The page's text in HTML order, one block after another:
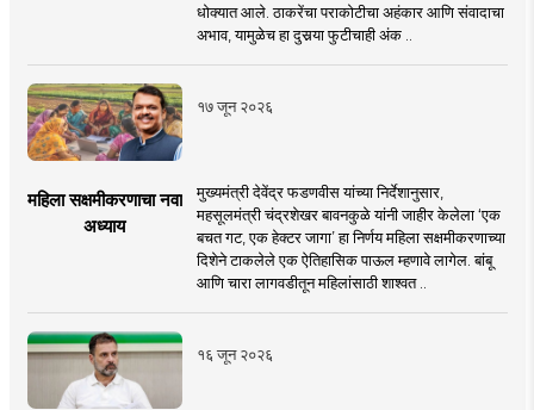
धोक्यात आले. ठाकरेंचा पराकोटीचा अहंकार आणि संवादाचा
अभाव, यामुळेच हा दुसर्‍या फुटीचाही अंक ..
१७ जून २०२६
महिला सक्षमीकरणाचा नवा
अध्याय
मुख्यमंत्री देवेंद्र फडणवीस यांच्या निर्देशानुसार,
महसूलमंत्री चंद्रशेखर बावनकुळे यांनी जाहीर केलेला ‘एक
बचत गट, एक हेक्टर जागा’ हा निर्णय महिला सक्षमीकरणाच्या
दिशेने टाकलेले एक ऐतिहासिक पाऊल म्हणावे लागेल. बांबू
आणि चारा लागवडीतून महिलांसाठी शाश्वत ..
१६ जून २०२६